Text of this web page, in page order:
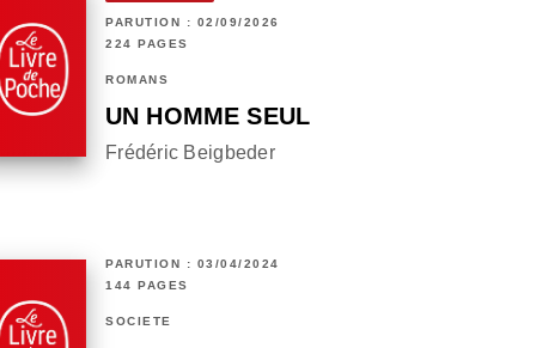
PARUTION : 02/09/2026
224 PAGES
ROMANS
UN HOMME SEUL
Frédéric Beigbeder
PARUTION : 03/04/2024
144 PAGES
SOCIÉTÉ